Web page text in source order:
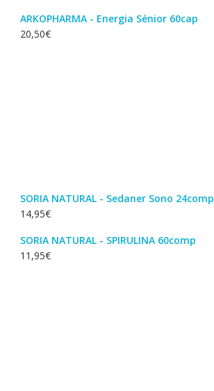
ARKOPHARMA - Energia Sénior 60cap
20,50€
SORIA NATURAL - Sedaner Sono 24comp
14,95€
SORIA NATURAL - SPIRULINA 60comp
11,95€